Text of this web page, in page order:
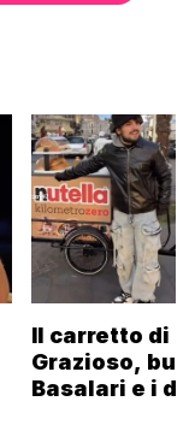
Il carretto di
Grazioso,
Basalari e i